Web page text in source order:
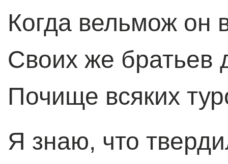
Когда вельмож он
Своих же братьев
Почище всяких
Я знаю, что